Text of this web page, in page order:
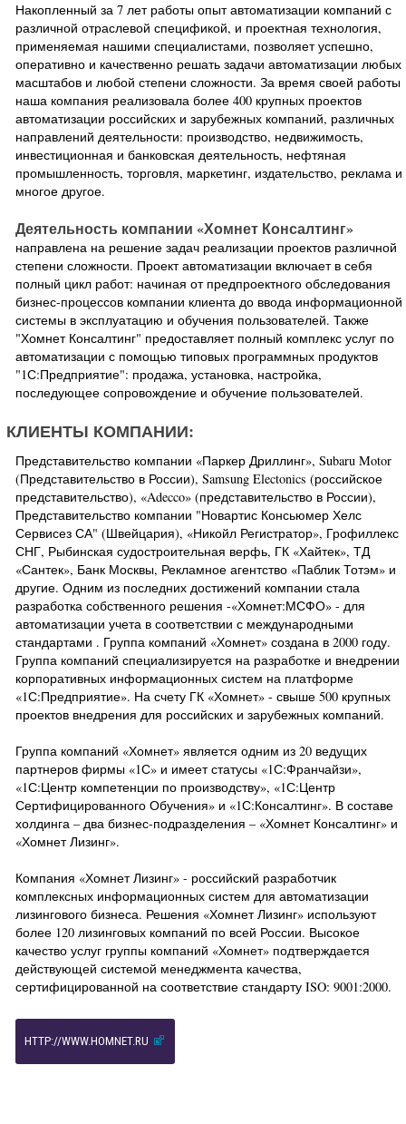
Накопленный за 7 лет работы опыт автоматизации компаний с
различной отраслевой спецификой, и проектная технология,
применяемая нашими специалистами, позволяет успешно,
оперативно и качественно решать задачи автоматизации любых
масштабов и любой степени сложности. За время своей работы
наша компания реализовала более 400 крупных проектов
автоматизации российских и зарубежных компаний, различных
направлений деятельности: производство, недвижимость,
инвестиционная и банковская деятельность, нефтяная
промышленность, торговля, маркетинг, издательство, реклама и
многое другое.
Деятельность компании «Хомнет Консалтинг»
направлена на решение задач реализации проектов различной
степени сложности. Проект автоматизации включает в себя
полный цикл работ: начиная от предпроектного обследования
бизнес-процессов компании клиента до ввода информационной
системы в эксплуатацию и обучения пользователей. Также
"Хомнет Консалтинг" предоставляет полный комплекс услуг по
автоматизации с помощью типовых программных продуктов
"1С:Предприятие": продажа, установка, настройка,
последующее сопровождение и обучение пользователей.
КЛИЕНТЫ КОМПАНИИ:
Представительство компании «Паркер Дриллинг», Subaru Motor
(Представительство в России), Samsung Electonics (российское
представительство), «Adecco» (представительство в России),
Представительство компании "Новартис Консьюмер Хелс
Сервисез СА" (Швейцария), «Никойл Регистратор», Грофиллекс
СНГ, Рыбинская судостроительная верфь, ГК «Хайтек», ТД
«Сантек», Банк Москвы, Рекламное агентство «Паблик Тотэм» и
другие. Одним из последних достижений компании стала
разработка собственного решения -«Хомнет:МСФО» - для
автоматизации учета в соответствии с международными
стандартами . Группа компаний «Хомнет» создана в 2000 году.
Группа компаний специализируется на разработке и внедрении
корпоративных информационных систем на платформе
«1С:Предприятие». На счету ГК «Хомнет» - свыше 500 крупных
проектов внедрения для российских и зарубежных компаний.
Группа компаний «Хомнет» является одним из 20 ведущих
партнеров фирмы «1С» и имеет статусы «1С:Франчайзи»,
«1С:Центр компетенции по производству», «1С:Центр
Сертифицированного Обучения» и «1С:Консалтинг». В составе
холдинга – два бизнес-подразделения – «Хомнет Консалтинг» и
«Хомнет Лизинг».
Компания «Хомнет Лизинг» - российский разработчик
комплексных информационных систем для автоматизации
лизингового бизнеса. Решения «Хомнет Лизинг» используют
более 120 лизинговых компаний по всей России. Высокое
качество услуг группы компаний «Хомнет» подтверждается
действующей системой менеджмента качества,
сертифицированной на соответствие стандарту ISO: 9001:2000.
HTTP://WWW.HOMNET.RU